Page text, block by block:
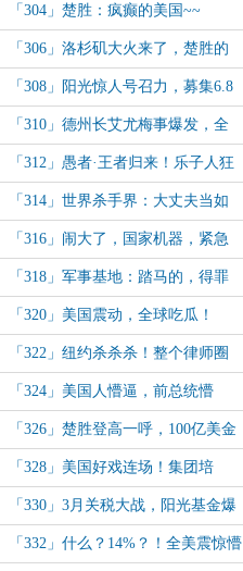
「赛博义肢」！我不吃牛肉行动！
「304」楚胜：疯癫的美国~~
「306」洛杉矶大火来了，楚胜的
号召！
「308」阳光惊人号召力，募集6.8
亿美金善款！参加万税爷登基大典！
「310」德州长艾尤梅事爆发，全
美笑谈！
「312」愚者·王者归来！乐子人狂
欢！保险行业汗流浃背！
「314」世界杀手界：大丈夫当如
是！万税爷：愚者，我们可以成为朋
友吗？
「316」闹大了，国家机器，紧急
动员！
「318」军事基地：踏马的，得罪
愚者，让我们背锅！赶紧送走！
「320」美国震动，全球吃瓜！
「322」纽约杀杀杀！整个律师圈
心惊胆战！
「324」美国人懵逼，前总统懵
逼，世界懵逼！华尔街：我就像是新
兵蛋子！
「326」楚胜登高一呼，100亿美金
集齐！员工：誓死追随老板！
「328」美国好戏连场！集团培
养？利普感激涕零：忠诚！
「330」3月关税大战，阳光基金爆
赚16亿美金！
「332」什么？14%？！全美震惊懵